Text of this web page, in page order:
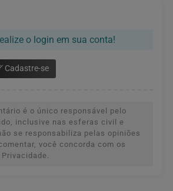
o login em sua conta!
Cadastre-se
é o único responsável pelo
inclusive nas esferas civil e
se responsabiliza pelas opiniões
você concorda com os